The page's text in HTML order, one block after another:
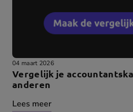
04 maart 2026
Vergelijk je
anderen
Lees meer